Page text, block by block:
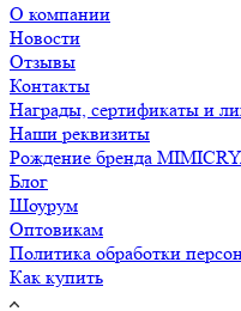
О компании
Новости
Отзывы
Контакты
Награды, сертификаты и
Наши реквизиты
Рождение бренда
Блог
Шоурум
Оптовикам
Политика обработки
Как купить